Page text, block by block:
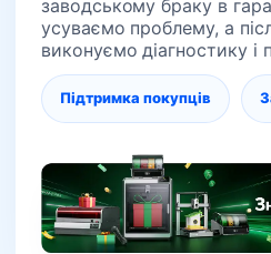
заводському браку в
усуваємо проблему, а
виконуємо діагностику і
Підтримка покупців